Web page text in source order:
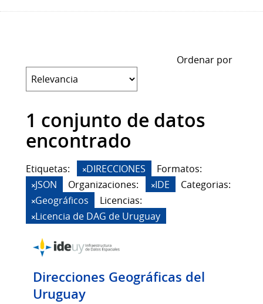
Ordenar por
1 conjunto de datos
encontrado
Etiquetas: DIRECCIONES
Formatos:
JSON
Organizaciones: IDE
Categorias:
Geográficos
Licencias:
Licencia de DAG de Uruguay
Direcciones Geográficas del
Uruguay